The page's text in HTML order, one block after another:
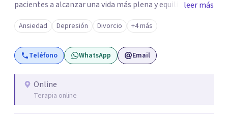
pacientes a alcanzar una vida más plena y equilibrada. Si
estás atravesando una crisis y sentís que necesitás ayuda
o quisieras profundizar en tu autoconocimiento, te invito
a que me contactes para acompañarte en el proceso.
leer más
Ansiedad Depresión Divorcio +4 más
Teléfono WhatsApp Email
Online
Terapia online